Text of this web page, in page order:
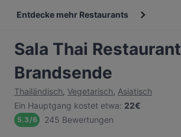
Entdecke mehr Restaurants
Sala Thai Restaurant
Brandsende
Thailändisch, Vegetarisch, Asiatisch
Ein Hauptgang kostet etwa: 22€
5.3/6 245 Bewertungen